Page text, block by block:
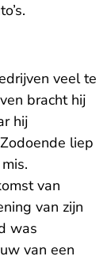
veel te
bracht hij
hij
liep
van
van zijn
was
van een